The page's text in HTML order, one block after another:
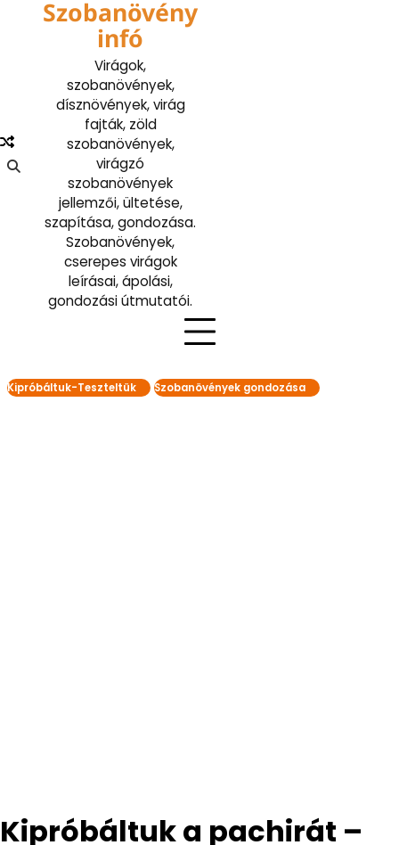
Szobanövény
infó
Virágok,
szobanövények,
dísznövények, virág
fajták, zöld
szobanövények,
virágzó
szobanövények
jellemzői, ültetése,
szapítása, gondozása.
Szobanövények,
cserepes virágok
leírásai, ápolási,
gondozási útmutatói.
Kipróbáltuk-Teszteltük Szobanövények gondozása
Kipróbáltuk a pachirát –